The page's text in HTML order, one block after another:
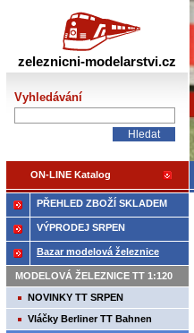
PŘEHLED ZBOŽÍ SKLADEM
VÝPRODEJ SRPEN
Bazar modelová železnice
MODELOVÁ ŽELEZNICE TT 1:120
NOVINKY TT SRPEN
Vláčky Berliner TT Bahnen
zeleznicni-modelarstvi.cz
Vyhledávání
ON-LINE Katalog